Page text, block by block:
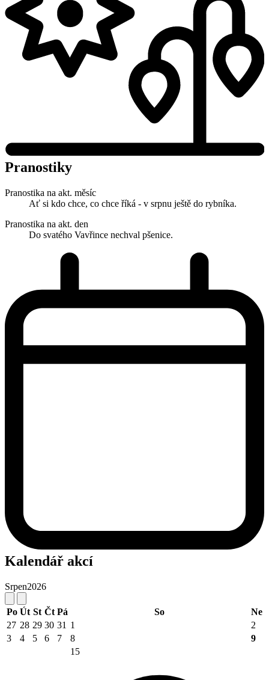
Pranostiky
Pranostika na akt. měsíc
Ať si kdo chce, co chce říká - v srpnu ještě do rybníka.
Pranostika na akt. den
Do svatého Vavřince nechval pšenice.
Kalendář akcí
Srpen2026
Po Út St Čt Pá So
Ne
27 28 29 30 31 1
2
3
4 5 6 7 8
9
15